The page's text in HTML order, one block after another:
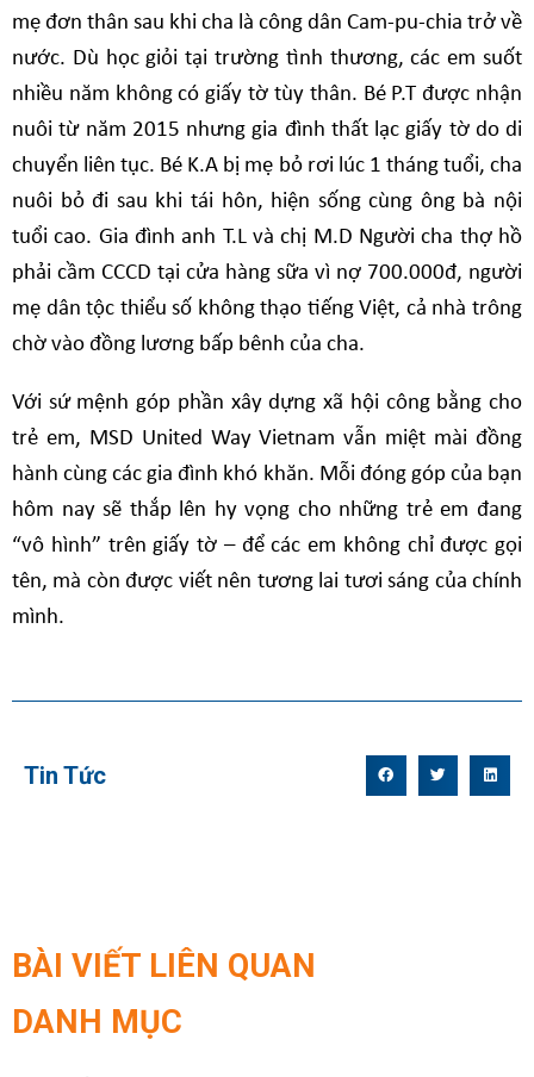
mẹ đơn thân sau khi cha là công dân Cam-pu-chia trở về
nước. Dù học giỏi tại trường tình thương, các em suốt
nhiều năm không có giấy tờ tùy thân. Bé P.T được nhận
nuôi từ năm 2015 nhưng gia đình thất lạc giấy tờ do di
chuyển liên tục. Bé K.A bị mẹ bỏ rơi lúc 1 tháng tuổi, cha
nuôi bỏ đi sau khi tái hôn, hiện sống cùng ông bà nội
tuổi cao. Gia đình anh T.L và chị M.D Người cha thợ hồ
phải cầm CCCD tại cửa hàng sữa vì nợ 700.000đ, người
mẹ dân tộc thiểu số không thạo tiếng Việt, cả nhà trông
chờ vào đồng lương bấp bênh của cha.
Với sứ mệnh góp phần xây dựng xã hội công bằng cho
trẻ em, MSD United Way Vietnam vẫn miệt mài đồng
hành cùng các gia đình khó khăn. Mỗi đóng góp của bạn
hôm nay sẽ thắp lên hy vọng cho những trẻ em đang
“vô hình” trên giấy tờ – để các em không chỉ được gọi
tên, mà còn được viết nên tương lai tươi sáng của chính
mình.
Tin Tức
BÀI VIẾT LIÊN QUAN
DANH MỤC